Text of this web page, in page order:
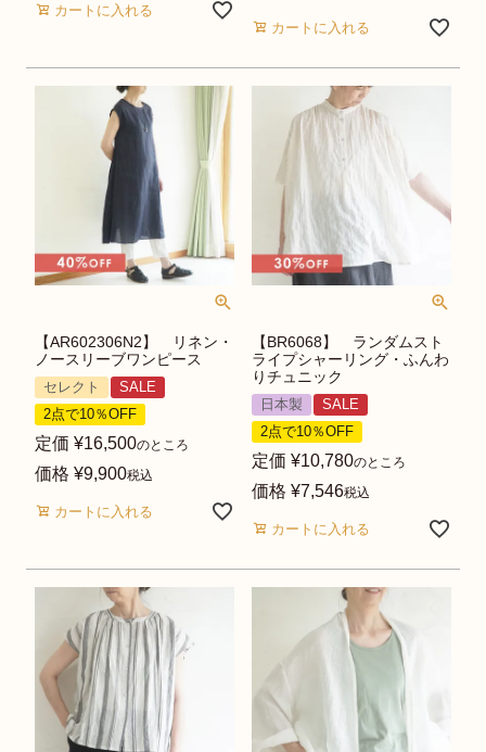
カートに入れる
カートに入れる
【AR602306N2】 リネン・
ノースリーブワンピース
セレクト
SALE
2点で10％OFF
定価 ¥16,500のところ
価格 ¥9,900税込
カートに入れる
【BR6068】 ランダムスト
ライプシャーリング・ふんわ
りチュニック
日本製
SALE
2点で10％OFF
定価 ¥10,780のところ
価格 ¥7,546税込
カートに入れる